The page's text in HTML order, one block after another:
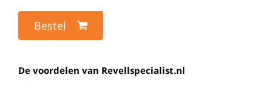
Bestel
De voordelen van Revellspecialist.nl